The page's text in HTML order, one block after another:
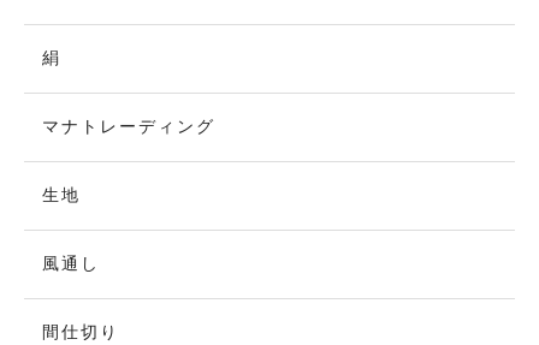
絹
マナトレーディング
生地
風通し
間仕切り